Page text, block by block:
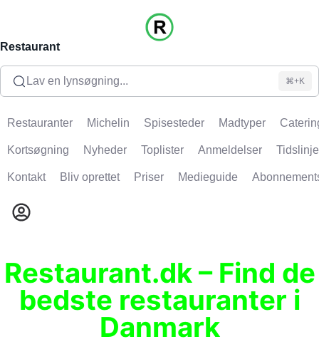
Restaurant
Lav en lynsøgning... ⌘+K
Restauranter Michelin Spisesteder Madtyper
Kortsøgning Nyheder Toplister Anmeldelser Tidslinje
Kontakt Bliv oprettet Priser Medieguide
Restaurant.dk – Find de
bedste restauranter i
Danmark